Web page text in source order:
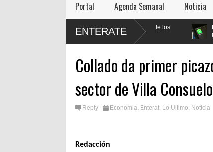
Portal Agenda Semanal Noticia
ENTERATE
Ley de Protección Laboral de los
Encuesta del
Collado da primer
sector de Villa
Reply Economia, Enterat, Lo Ultimo, Noticia
Redacción